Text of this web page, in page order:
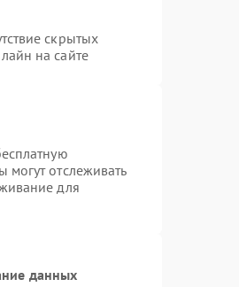
скрытых
на сайте
отслеживать
для
данных